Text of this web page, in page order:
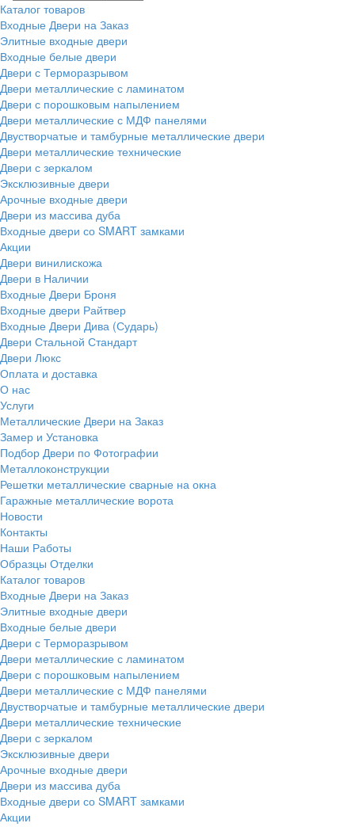
Каталог товаров
Входные Двери на Заказ
Элитные входные двери
Входные белые двери
Двери с Терморазрывом
Двери металлические с ламинатом
Двери с порошковым напылением
Двери металлические с МДФ панелями
Двустворчатые и тамбурные металлические двери
Двери металлические технические
Двери с зеркалом
Эксклюзивные двери
Арочные входные двери
Двери из массива дуба
Входные двери со SMART замками
Акции
Двери винилискожа
Двери в Наличии
Входные Двери Броня
Входные двери Райтвер
Входные Двери Дива (Сударь)
Двери Стальной Стандарт
Двери Люкс
Оплата и доставка
О нас
Услуги
Металлические Двери на Заказ
Замер и Установка
Подбор Двери по Фотографии
Металлоконструкции
Решетки металлические сварные на окна
Гаражные металлические ворота
Новости
Контакты
Наши Работы
Образцы Отделки
Каталог товаров
Входные Двери на Заказ
Элитные входные двери
Входные белые двери
Двери с Терморазрывом
Двери металлические с ламинатом
Двери с порошковым напылением
Двери металлические с МДФ панелями
Двустворчатые и тамбурные металлические двери
Двери металлические технические
Двери с зеркалом
Эксклюзивные двери
Арочные входные двери
Двери из массива дуба
Входные двери со SMART замками
Акции